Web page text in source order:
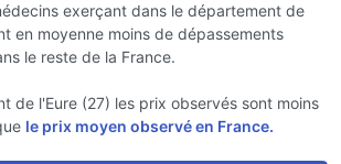
exerçant dans le département de
en moyenne moins de dépassements
le reste de la France.
de l'Eure (27) les prix observés sont moins
le prix moyen observé en France.